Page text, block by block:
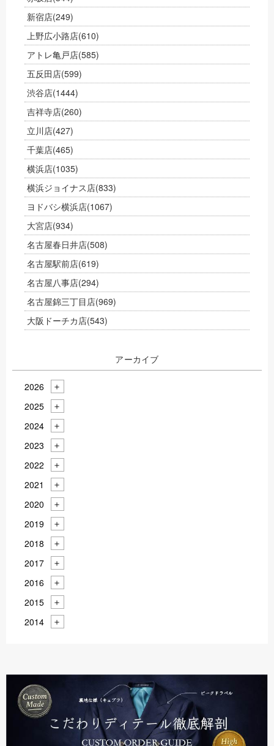
新宿店(249)
上野広小路店(610)
アトレ亀戸店(585)
五反田店(599)
渋谷店(1444)
吉祥寺店(260)
立川店(427)
千葉店(465)
横浜店(1035)
横浜ジョイナス店(833)
ヨドバシ横浜店(1067)
大宮店(934)
名古屋春日井店(508)
名古屋駅前店(619)
名古屋八事店(294)
名古屋錦三丁目店(969)
大阪ドーチカ店(543)
アーカイブ
2026
2025
2024
2023
2022
2021
2020
2019
2018
2017
2016
2015
2014